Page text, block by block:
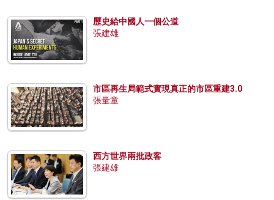
歷史給中國人一個公道
張建雄
市區再生局範式實現真正的市區重建3.0
張量童
西方世界兩批政客
張建雄